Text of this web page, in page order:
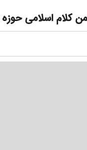
کلام اسلامی حوزه